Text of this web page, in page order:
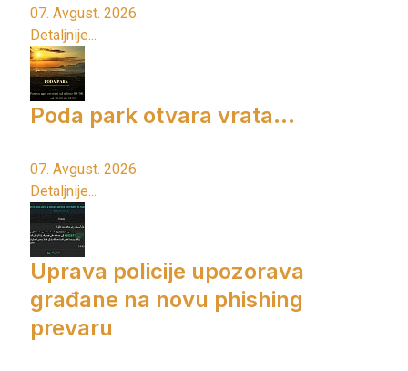
07. Avgust. 2026.
Detaljnije...
Poda park otvara vrata...
07. Avgust. 2026.
Detaljnije...
Uprava policije upozorava
građane na novu phishing
prevaru